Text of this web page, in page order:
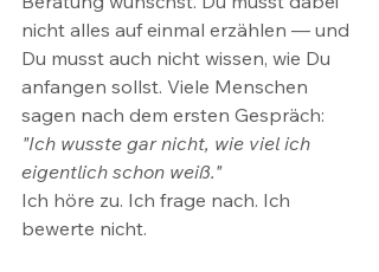
nicht alles auf einmal erzählen — und
Du musst auch nicht wissen, wie Du
anfangen sollst. Viele Menschen
sagen nach dem ersten Gespräch:
"Ich wusste gar nicht, wie viel ich
eigentlich schon weiß."
Ich höre zu. Ich frage nach. Ich
bewerte nicht.